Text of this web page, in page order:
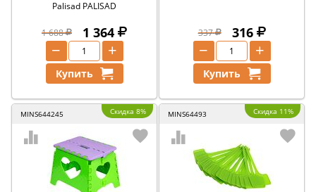
Palisad PALISAD
1 688 1 364
+
−
Купить
337 316
+
−
Купить
MINS644245 Скидка 8% MINS64493 Скидка 11%